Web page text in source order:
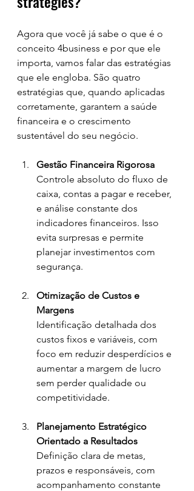
Agora que você já sabe o que é o
conceito 4business e por que ele
importa, vamos falar das estratégias
que ele engloba. São quatro
estratégias que, quando aplicadas
corretamente, garantem a saúde
financeira e o crescimento
sustentável do seu negócio.
Gestão Financeira Rigorosa
Controle absoluto do fluxo de
caixa, contas a pagar e receber,
e análise constante dos
indicadores financeiros. Isso
evita surpresas e permite
planejar investimentos com
segurança.
Otimização de Custos e
Margens
Identificação detalhada dos
custos fixos e variáveis, com
foco em reduzir desperdícios e
aumentar a margem de lucro
sem perder qualidade ou
competitividade.
Planejamento Estratégico
Orientado a Resultados
Definição clara de metas,
prazos e responsáveis, com
acompanhamento constante